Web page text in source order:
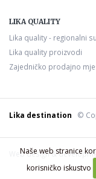
LIKA QUALITY
Lika quality - regionalni
Lika quality proizvodi
Zajedničko prodajno
Lika destination ©
Web design &
Naše web stranice
korisničko iskustvo